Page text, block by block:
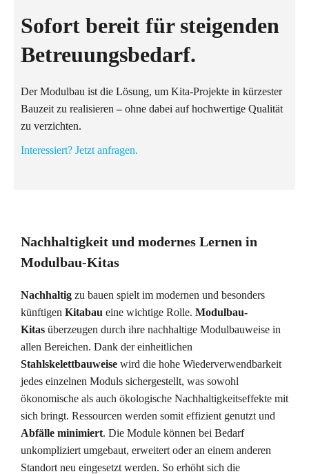
Sofort bereit für steigenden
Betreuungsbedarf.
Der Modulbau ist die Lösung, um Kita-Projekte in kürzester
Bauzeit zu realisieren –ohne dabei auf hochwertige Qualität
zu verzichten.
Interessiert? Jetzt anfragen.
Nachhaltigkeit und modernes Lernen in
Modulbau-Kitas
Nachhaltig zu bauen spielt im modernen und besonders
künftigen Kitabau eine wichtige Rolle. Modulbau-
Kitas überzeugen durch ihre nachhaltige Modulbauweise in
allen Bereichen. Dank der einheitlichen
Stahlskelettbauweise wird die hohe Wiederverwendbarkeit
jedes einzelnen Moduls sichergestellt, was sowohl
ökonomische als auch ökologische Nachhaltigkeitseffekte mit
sich bringt. Ressourcen werden somit effizient genutzt und
Abfälle minimiert. Die Module können bei Bedarf
unkompliziert umgebaut, erweitert oder an einem anderen
Standort neu eingesetzt werden. So erhöht sich die